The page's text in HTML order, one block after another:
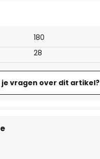
180
28
je vragen over dit artikel?